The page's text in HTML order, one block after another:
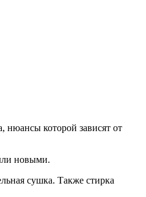
нюансы которой зависят от
новыми.
сушка. Также стирка